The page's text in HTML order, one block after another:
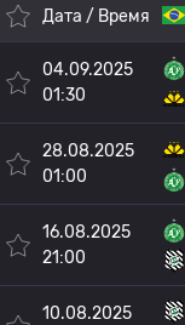
Дата / Время
04.09.2025
01:30
28.08.2025
01:00
16.08.2025
21:00
10.08.2025